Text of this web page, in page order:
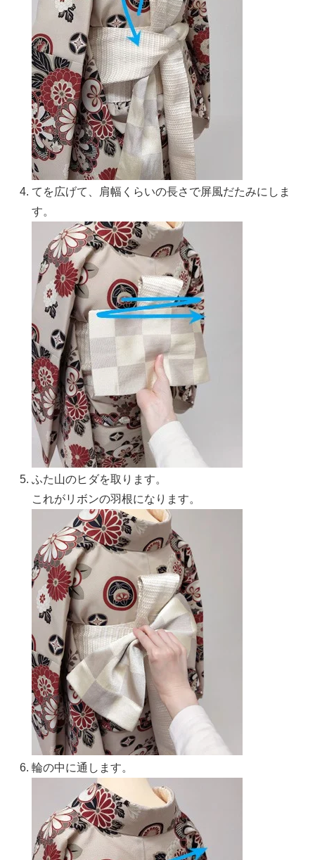
てを広げて、肩幅くらいの長さで屏風だたみにしま
す。
ふた山のヒダを取ります。
これがリボンの羽根になります。
輪の中に通します。